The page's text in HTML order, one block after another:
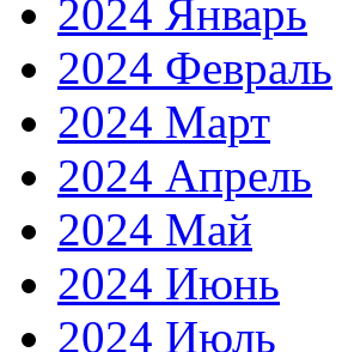
2024 Январь
2024 Февраль
2024 Март
2024 Апрель
2024 Май
2024 Июнь
2024 Июль